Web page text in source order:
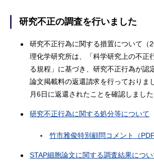
研究不正の調査を行いました
研究不正行為に関する措置について（
理化学研究所は、「科学研究上の不正
る規程」に基づき、研究不正行為が認
論文掲載料の返還請求を行っておりま
月6日に返還されたことを確認しました
研究不正行為に関する処分等について
竹市雅俊特別顧問コメント （
STAP細胞論文に関する調査結果につい